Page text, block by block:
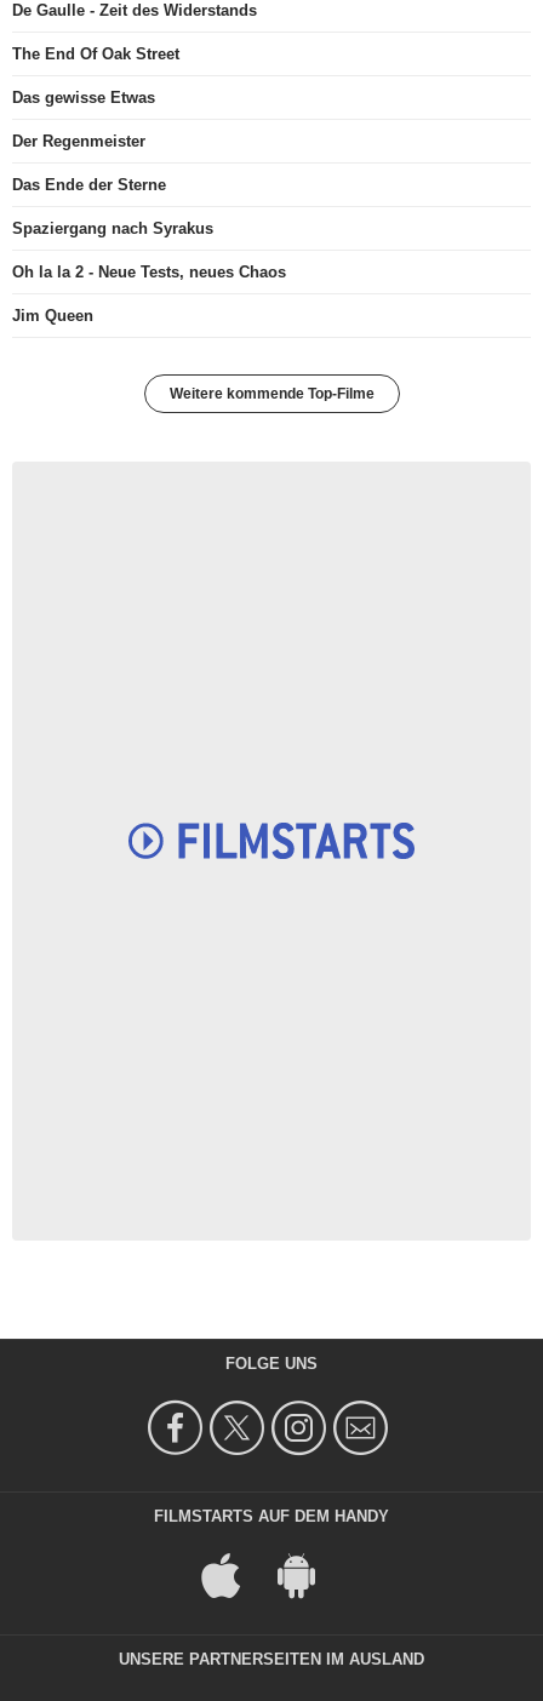
De Gaulle - Zeit des Widerstands
The End Of Oak Street
Das gewisse Etwas
Der Regenmeister
Das Ende der Sterne
Spaziergang nach Syrakus
Oh la la 2 - Neue Tests, neues Chaos
Jim Queen
Weitere kommende Top-Filme
FOLGE UNS
FILMSTARTS AUF DEM HANDY
UNSERE PARTNERSEITEN IM AUSLAND